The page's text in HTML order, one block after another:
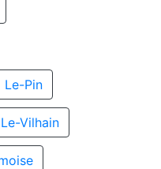
Le-Pin
Le-Vilhain